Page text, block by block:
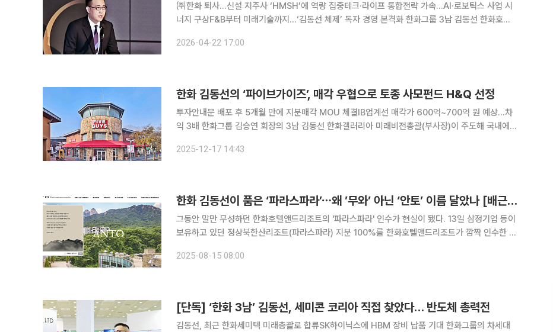
㈜한화 퇴사...신설 지주사 ‘HMSH’에 역량 집중테크·라이프 통합전략 가속…AI·로보틱스 사업 시
너지 구상F&B부터 미래기술까지…‘김동선 체제’ 독자 경영 본격화 한화그룹 3남 김동선 한화호텔
분할을 통해 출범하는 '한화머시너리앤서비스홀딩스(HMSH)'에 경영
2026-04-22 17:00
한화 김동선의 ‘파이브가이즈’, 매각 우협으로 토종 사모펀드 H&Q 선정
투자안내문 배포 후 5개월 만에 지분매각 MOU 체결IB업계선 매각가 600억~700억 원 예상...차
익 3배 한화그룹 김승연 회장의 3남 김동선 한화갤러리아 미래비전총괄(부사장)이 주도해 국내에
아는 사모투자펀드(PEF) 운용사 에이치앤큐에쿼티파트너스(
2025-12-17 14:43
한화 김동선이 품은 ‘파라스파라’⋯왜 ’무와’ 아닌 ‘안토’ 이름 달았나 [배근미의 호스테리아]
그동안 말만 무성하던 한화호텔앤드리조트의 '파라스파라' 인수가 현실이 됐다. 13일 삼정기업 등이
보유하고 있던 정상북한산리조트(파라스파라) 지분 100%를 한화호텔앤드리조트가 깜짝 인수한 것
홈에 이어 이번 인수 역시 김동선 한화호텔앤드리조트 미래비전총괄
2025-08-15 08:00
[단독] ‘한화 3남’ 김동선, 세미콘 코리아 직접 찾았다… 반도체 총력전
김동선, 최근 한화세미텍 미래총괄로 합류SK하이닉스에 HBM 장비 납품 기대 한화그룹의 차세대